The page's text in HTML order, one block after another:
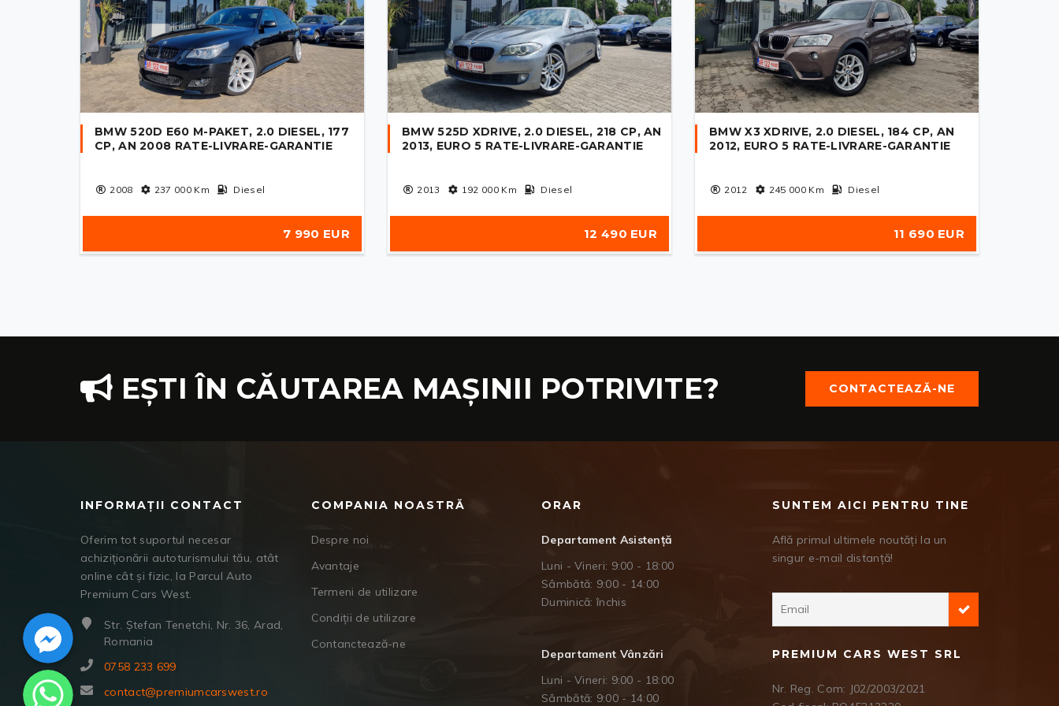
BMW 520D E60 M-PAKET, 2.0 DIESEL, 177
CP, AN 2008 RATE-LIVRARE-GARANTIE
2008 237 000Km Diesel
7 990 EUR
BMW 525D XDRIVE, 2.0 DIESEL, 218 CP, AN
2013, EURO 5 RATE-LIVRARE-GARANTIE
2013 192 000Km Diesel
12 490 EUR
BMW X3 XDRIVE, 2.0 DIESEL, 184 CP, AN
2012, EURO 5 RATE-LIVRARE-GARANTIE
2012 245 000Km Diesel
11 690 EUR
EȘTI ÎN CĂUTAREA MAȘINII POTRIVITE? CONTACTEAZĂ-NE
INFORMAȚII CONTACT
Oferim tot suportul necesar
achiziționării autoturismului tău, atât
online cât și fizic, la Parcul Auto
Premium Cars West.
Str. Ștefan Tenetchi, Nr. 36, Arad,
Romania
0758 233 699
contact@premiumcarswest.ro
COMPANIA NOASTRĂ
Despre noi
Avantaje
Termeni de utilizare
Condiții de utilizare
Contanctează-ne
ORAR
Departament Asistență
Luni - Vineri: 9:00 - 18:00
Sâmbătă: 9:00 - 14:00
Duminică: închis
Departament Vânzări
Luni - Vineri: 9:00 - 18:00
Sâmbătă: 9:00 - 14:00
SUNTEM AICI PENTRU TINE
Află primul ultimele noutăți la un
singur e-mail distanță!
PREMIUM CARS WEST SRL
Nr. Reg. Com: J02/2003/2021
Facebook Messenger
WhatsApp